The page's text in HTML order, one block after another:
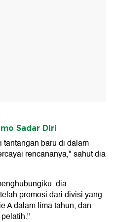
Sadar Diri
tantangan baru di dalam
rencananya," sahut dia
dia
promosi dari divisi yang
A dalam lima tahun, dan